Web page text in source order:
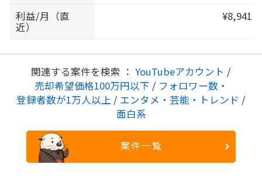
利益/月（直
近）
¥8,941
関連する案件を検索 ： YouTubeアカウント /
売却希望価格100万円以下 / フォロワー数・
登録者数が1万人以上 / エンタメ・芸能・トレンド /
面白系
案件一覧